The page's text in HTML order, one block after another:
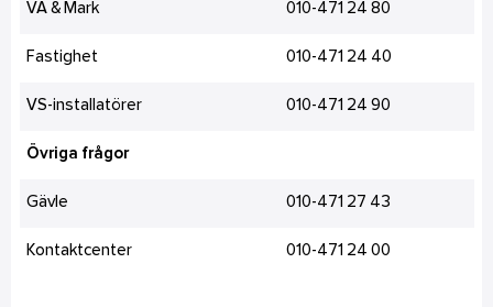
VA & Mark 010-471 24 80
Fastighet 010-471 24 40
VS-installatörer 010-471 24 90
Övriga frågor
Gävle 010-471 27 43
Kontaktcenter 010-471 24 00